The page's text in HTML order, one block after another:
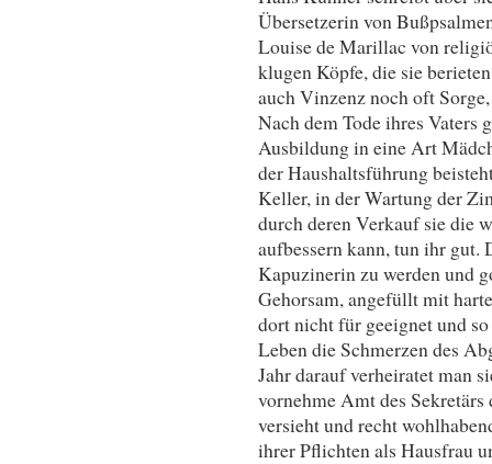
Übersetzerin von
Louise de Marillac von
klugen Köpfe, die sie
auch Vinzenz noch oft
Nach dem Tode ihres
Ausbildung in eine Art
der Haushaltsführung
Keller, in der Wartung der
durch deren Verkauf sie die
aufbessern kann, tun ihr gut.
Kapuzinerin zu werden und
Gehorsam, angefüllt mit
dort nicht für geeignet und
Leben die Schmerzen des
Jahr darauf verheiratet man
vornehme Amt des
versieht und recht
ihrer Pflichten als Hausfrau